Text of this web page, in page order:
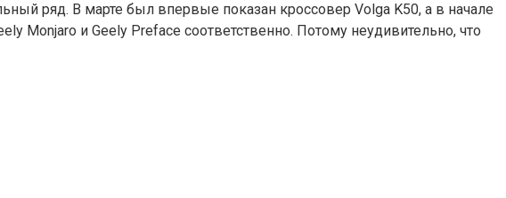
ряд. В марте был впервые показан кроссовер Volga K50, а в начале
Monjaro и Geely Preface соответственно. Потому неудивительно, что